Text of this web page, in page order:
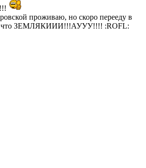
проживаю, но скоро перееду в
что ЗЕМЛЯКИИИ!!!АУУУ!!!! :ROFL: